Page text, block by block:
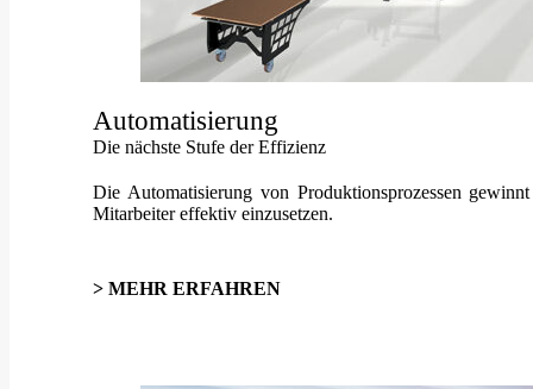
Automatisierung
Die nächste Stufe der Effizienz
Die Automatisierung von Produktionsprozessen
Mitarbeiter effektiv einzusetzen.
> MEHR ERFAHREN